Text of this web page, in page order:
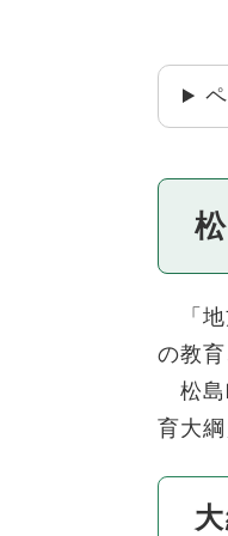
「地
の教
松島
育大